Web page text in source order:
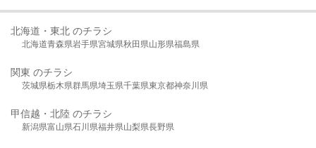
北海道・東北 のチラシ
北海道青森県岩手県宮城県秋田県山形県福島県
関東 のチラシ
茨城県栃木県群馬県埼玉県千葉県東京都神奈川県
甲信越・北陸 のチラシ
新潟県富山県石川県福井県山梨県長野県